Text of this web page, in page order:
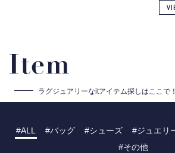
Item
ラグジュアリーなitアイテム探しはここで！
ALL バッグ シューズ ジュエリ
その他